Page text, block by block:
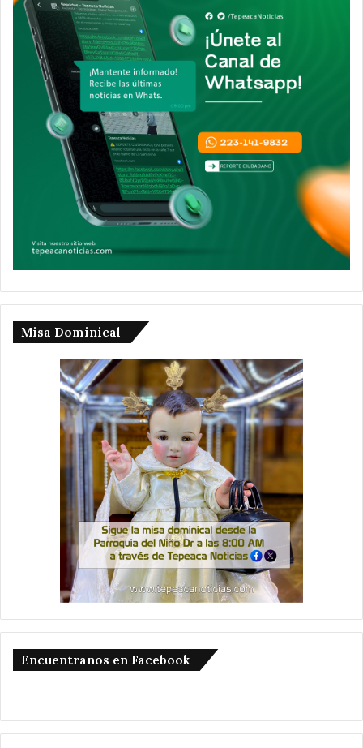
Misa Dominical
Encuentranos en Facebook